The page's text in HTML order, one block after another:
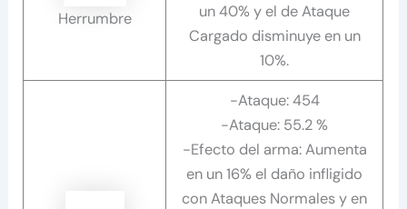
Herrumbre
un 40% y el de Ataque
Cargado disminuye en un
10%.
-Ataque: 454
-Ataque: 55.2 %
-Efecto del arma: Aumenta
en un 16% el daño infligido
con Ataques Normales y en